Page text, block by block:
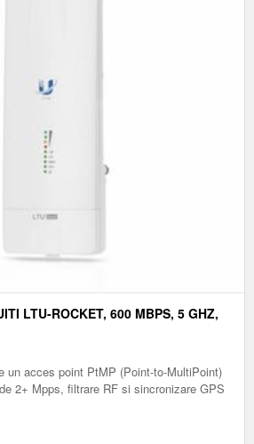
LTU-ROCKET, 600 MBPS, 5 GHZ,
un acces point PtMP (Point-to-MultiPoint)
2+ Mpps, filtrare RF si sincronizare GPS